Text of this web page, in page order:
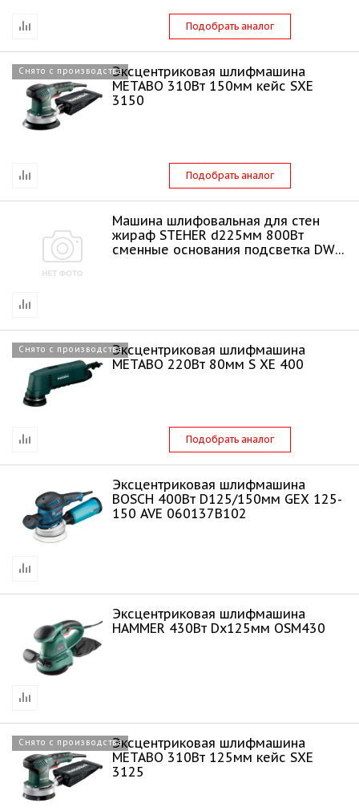
Подобрать аналог
Снято с производстваЭксцентриковая шлифмашина
METABO 310Вт 150мм кейс SXE
3150
Подобрать аналог
Машина шлифовальная для стен
жираф STEHER d225мм 800Вт
сменные основания подсветка DWC-
Снято с производстваЭксцентриковая шлифмашина
METABO 220Вт 80мм S XE 400
Подобрать аналог
Эксцентриковая шлифмашина
BOSCH 400Bт D125/150мм GEX 125-
150 AVE 060137B102
Эксцентриковая шлифмашина
HAMMER 430Вт Dх125мм OSM430
Снято с производстваЭксцентриковая шлифмашина
METABO 310Вт 125мм кейс SXE
3125